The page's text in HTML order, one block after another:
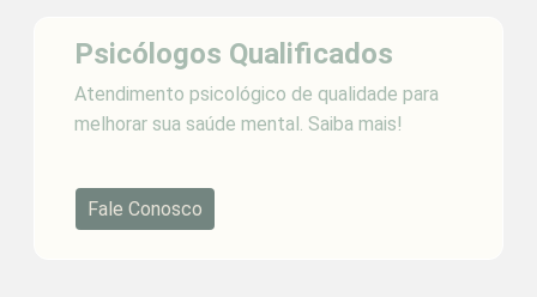
Psicólogos Qualificados
Atendimento psicológico de qualidade para
melhorar sua saúde mental. Saiba mais!
Fale Conosco